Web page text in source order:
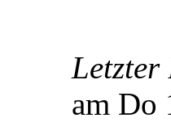
Letzter
am Do